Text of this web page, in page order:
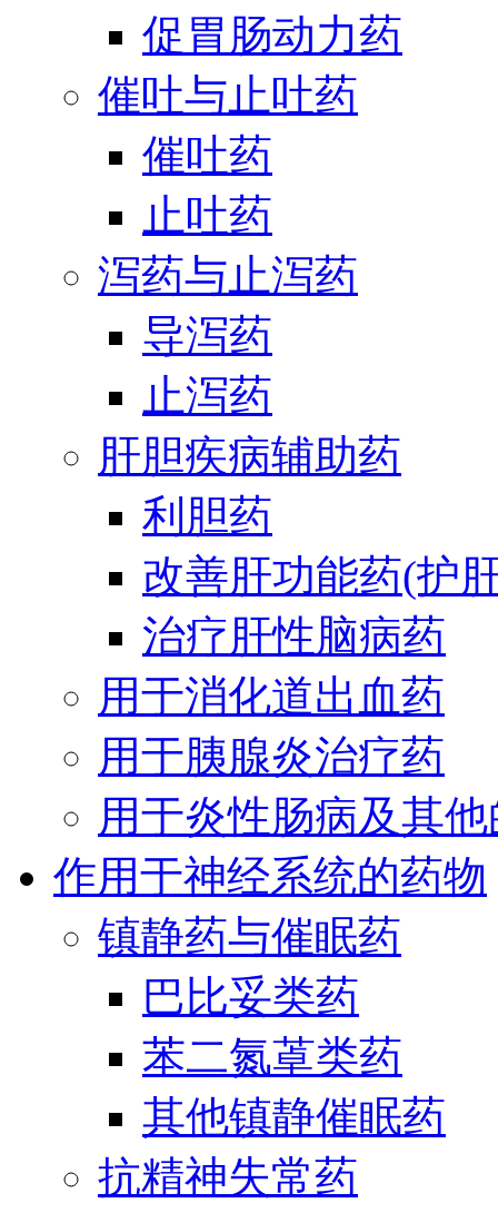
促胃肠动力药
催吐与止吐药
催吐药
止吐药
泻药与止泻药
导泻药
止泻药
肝胆疾病辅助药
利胆药
改善肝功能药(护
治疗肝性脑病药
用于消化道出血药
用于胰腺炎治疗药
用于炎性肠病及其
作用于神经系统的药物
镇静药与催眠药
巴比妥类药
苯二氮䓬类药
其他镇静催眠药
抗精神失常药